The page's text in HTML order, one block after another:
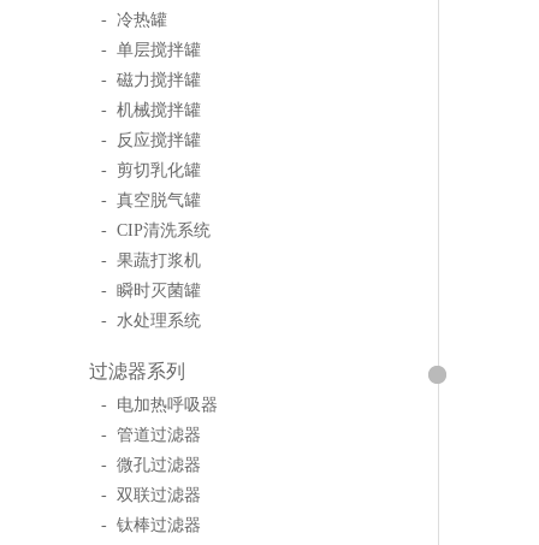
- 冷热罐
- 单层搅拌罐
- 磁力搅拌罐
- 机械搅拌罐
- 反应搅拌罐
- 剪切乳化罐
- 真空脱气罐
- CIP清洗系统
- 果蔬打浆机
- 瞬时灭菌罐
- 水处理系统
过滤器系列
- 电加热呼吸器
- 管道过滤器
- 微孔过滤器
- 双联过滤器
- 钛棒过滤器